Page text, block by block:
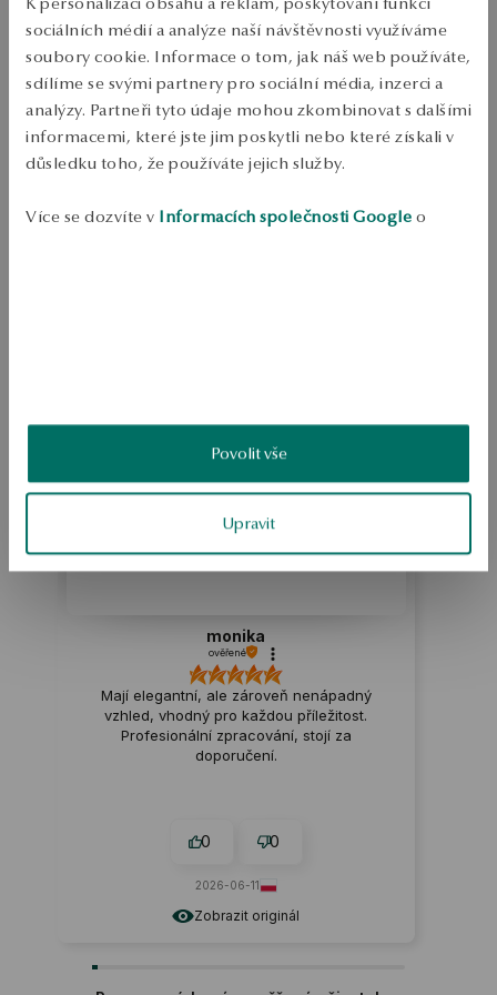
sociálních médií a analýze naší návštěvnosti využíváme
soubory cookie. Informace o tom, jak náš web používáte,
sdílíme se svými partnery pro sociální média, inzerci a
analýzy. Partneři tyto údaje mohou zkombinovat s dalšími
informacemi, které jste jim poskytli nebo které získali v
důsledku toho, že používáte jejich služby.
Více se dozvíte v Informacích společnosti Google o
Povolit vše
Upravit
Bezplatné vrácení až do 100 dnů v YES Clubu
PODROBNOSTI
Stříbrný řetízek a pancéřovou unikl. Sterling Stříbro 0.925. Delka 50 cm.
Hmotnost 2.26 g.
SKU: LS01210-BBD50-000000-000
Zobrazit originál
monika
ověřené
Mají elegantní, ale zároveň nenápadný
vzhled, vhodný pro každou příležitost.
Profesionální zpracování, stojí za
doporučení.
0 0
2026-06-11